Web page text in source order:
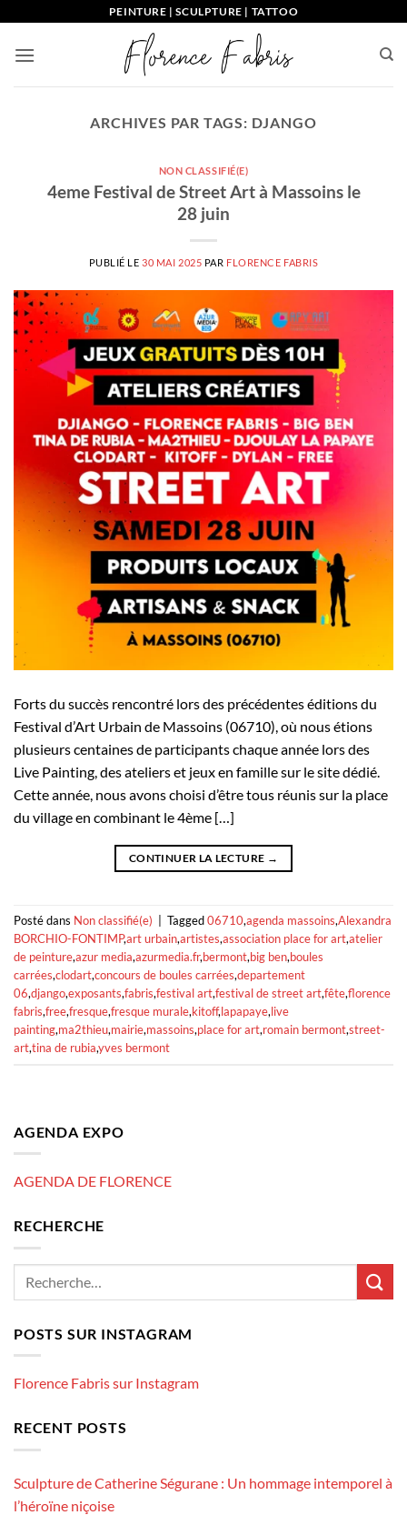
contenu
PEINTURE | SCULPTURE | TATTOO
ARCHIVES PAR TAGS: DJANGO
NON CLASSIFIÉ(E)
4eme Festival de Street Art à Massoins le
28 juin
PUBLIÉ LE 30 MAI 2025 PAR FLORENCE FABRIS
Forts du succès rencontré lors des précédentes éditions du
Festival d’Art Urbain de Massoins (06710), où nous étions
plusieurs centaines de participants chaque année lors des
Live Painting, des ateliers et jeux en famille sur le site dédié.
Cette année, nous avons choisi d’être tous réunis sur la place
du village en combinant le 4ème […]
CONTINUER LA LECTURE →
Posté dans Non classifié(e) Tagged06710,agenda massoins,Alexandra
BORCHIO-FONTIMP,art urbain,artistes,association place for art,atelier
de peinture,azur media,azurmedia.fr,bermont,big ben,boules
carrées,clodart,concours de boules carrées,departement
06,django,exposants,fabris,festival art,festival de street art,fête,florence
fabris,free,fresque,fresque murale,kitoff,lapapaye,live
painting,ma2thieu,mairie,massoins,place for art,romain bermont,street-
art,tina de rubia,yves bermont
AGENDA EXPO
AGENDA DE FLORENCE
RECHERCHE
POSTS SUR INSTAGRAM
Florence Fabris sur Instagram
RECENT POSTS
Sculpture de Catherine Ségurane : Un hommage intemporel à
l’héroïne niçoise